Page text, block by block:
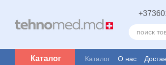
Каталог Каталог О нас